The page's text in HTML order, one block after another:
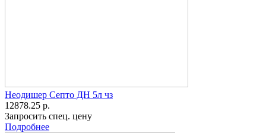
Неодишер Септо ДН 5л чз
12878.25 р.
Запросить спец. цену
Подробнее